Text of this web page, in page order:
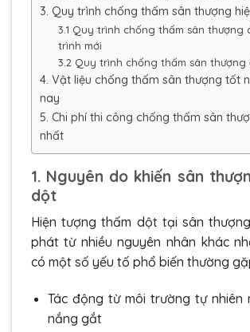
3. Quy trình chống thấm sân thượng
3.1 Quy trình chống thấm sân thượng
trình mới
3.2 Quy trình chống thấm sân thượng
4. Vật liệu chống thấm sân thượng tốt
nay
5. Chi phí thi công chống thấm sân
nhất
1. Nguyên do khiến sân
dột
Hiện tượng thấm dột tại sân
phát từ nhiều nguyên nhân khác
có một số yếu tố phổ biến thường
Tác động từ môi trường tự nhiên
nắng gắt